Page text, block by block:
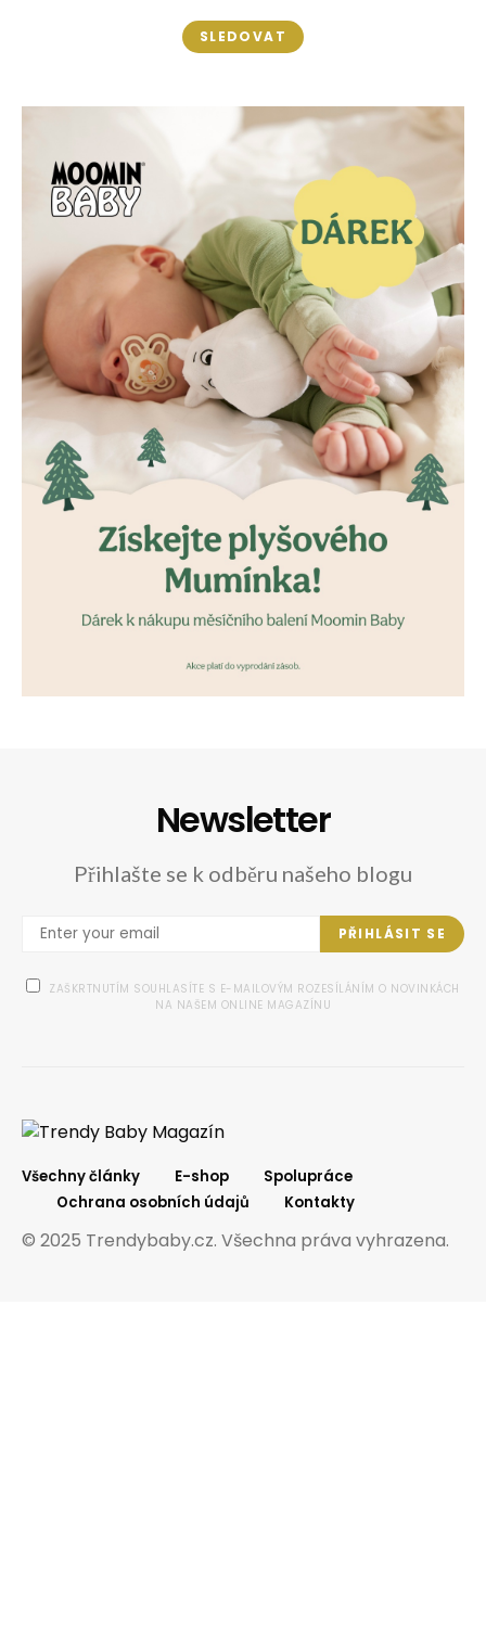
SLEDOVAT
Newsletter
Přihlašte se k odběru našeho blogu
PŘIHLÁSIT SE
ZAŠKRTNUTÍM SOUHLASÍTE S E-MAILOVÝM ROZESÍLÁNÍM O NOVINKÁCH
NA NAŠEM ONLINE MAGAZÍNU
Všechny články E-shop
Spolupráce
Ochrana osobních údajů
Kontakty
© 2025 Trendybaby.cz. Všechna práva vyhrazena.